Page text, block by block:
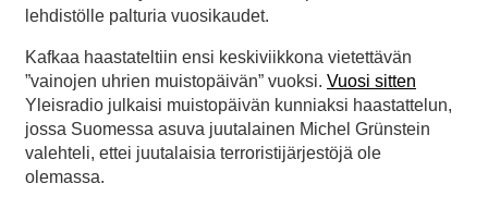
lehdistölle palturia vuosikaudet.
Kafkaa haastateltiin ensi keskiviikkona vietettävän
”vainojen uhrien muistopäivän” vuoksi. Vuosi sitten
Yleisradio julkaisi muistopäivän kunniaksi haastattelun,
jossa Suomessa asuva juutalainen Michel Grünstein
valehteli, ettei juutalaisia terroristijärjestöjä ole
olemassa.